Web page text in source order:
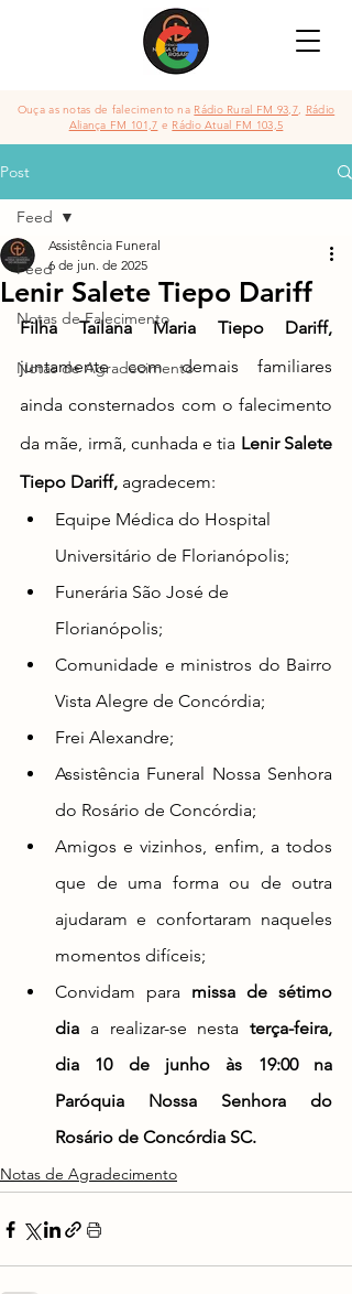
Ouça as notas de falecimento na Rádio Rural FM 93,7, Rádio
Aliança FM 101,7 e Rádio Atual FM 103,5
Post
Feed
Notas de Falecimento
Notas de Agradecimento
Feed
Lenir Salete Tiepo Dariff
Assistência Funeral
6 de jun. de 2025
ainda consternados com
da mãe, irmã, cunhada e tia Lenir Salete
Tiepo Dariff, agradecem:
Equipe Médica do Hospital
Universitário de Florianópolis;
Funerária São José de
Florianópolis;
Comunidade e ministros do Bairro
Vista Alegre de Concórdia;
Frei Alexandre;
Assistência Funeral Nossa Senhora
do Rosário de Concórdia;
Amigos e vizinhos, enfim, a todos
que de uma forma ou de outra
ajudaram e confortaram naqueles
momentos difíceis;
Convidam para missa de sétimo
dia a realizar-se nesta terça-feira,
dia 10 de junho às 19:00 na
Paróquia Nossa Senhora do
Rosário de Concórdia SC.
Notas de Agradecimento